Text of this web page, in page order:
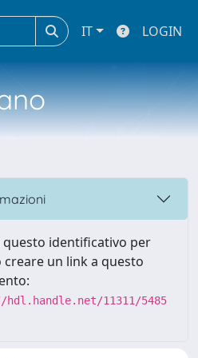
IT LOGIN
questo identificativo per
creare un link a questo
11311/5485